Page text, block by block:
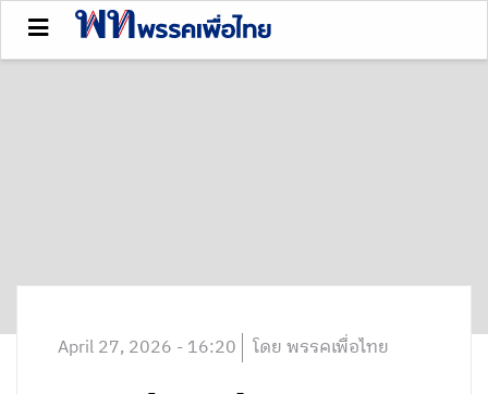
April 27, 2026 - 16:20 โดย พรรคเพื่อไทย